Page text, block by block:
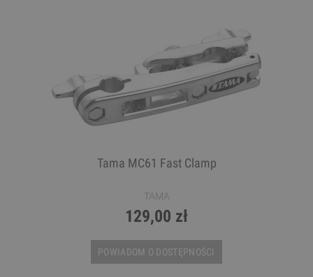
Tama MC61 Fast Clamp
TAMA
129,00 zł
POWIADOM O DOSTĘPNOŚCI